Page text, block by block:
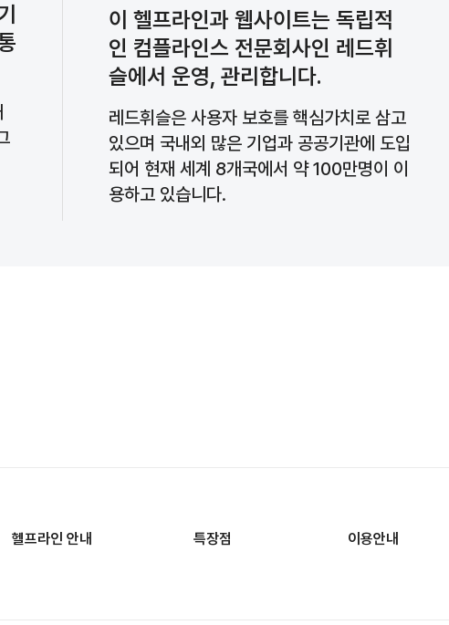
이 헬프라인과 웹사이트는 독립적
인 컴플라인스 전문회사인 레드휘
슬에서 운영, 관리합니다.
레드휘슬은 사용자 보호를 핵심가치로 삼고
있으며 국내외 많은 기업과 공공기관에 도입
되어 현재 세계 8개국에서 약 100만명이 이
용하고 있습니다.
헬프라인 안내 특장점 이용안내